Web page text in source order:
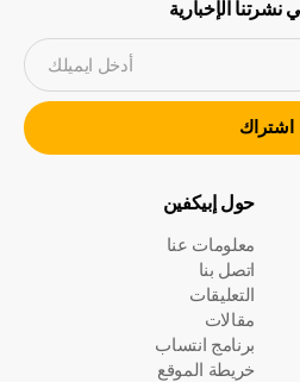
الإخبارية
أدخل ايميلك
اشتراك
حول إبيكفين
معلومات عنا
اتصل بنا
التعليقات
مقالات
برنامج انتساب
خريطة الموقع